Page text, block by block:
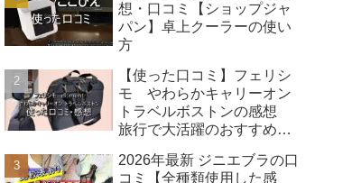
想・口コミ【ショップジャ
パン】卓上クーラーの使い
方
【使った口コミ】フェリシ
モ やわらかキャリーオン
トラベルボストンの感想
旅行で大活躍のおすすめバ
2026年最新 ジニエブラの口
コミ【全種類使用した感